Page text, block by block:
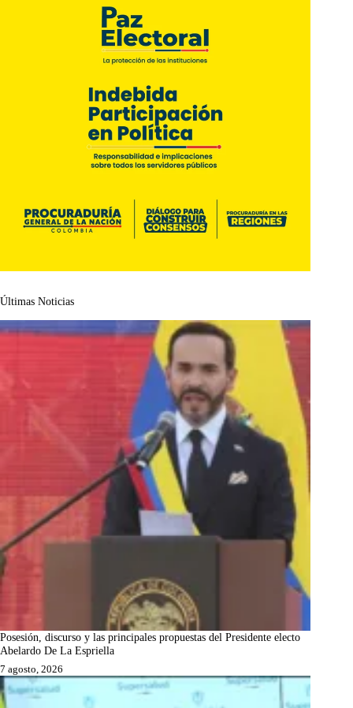
Últimas Noticias
Posesión, discurso y las principales propuestas del Presidente electo
Abelardo De La Espriella
7 agosto, 2026